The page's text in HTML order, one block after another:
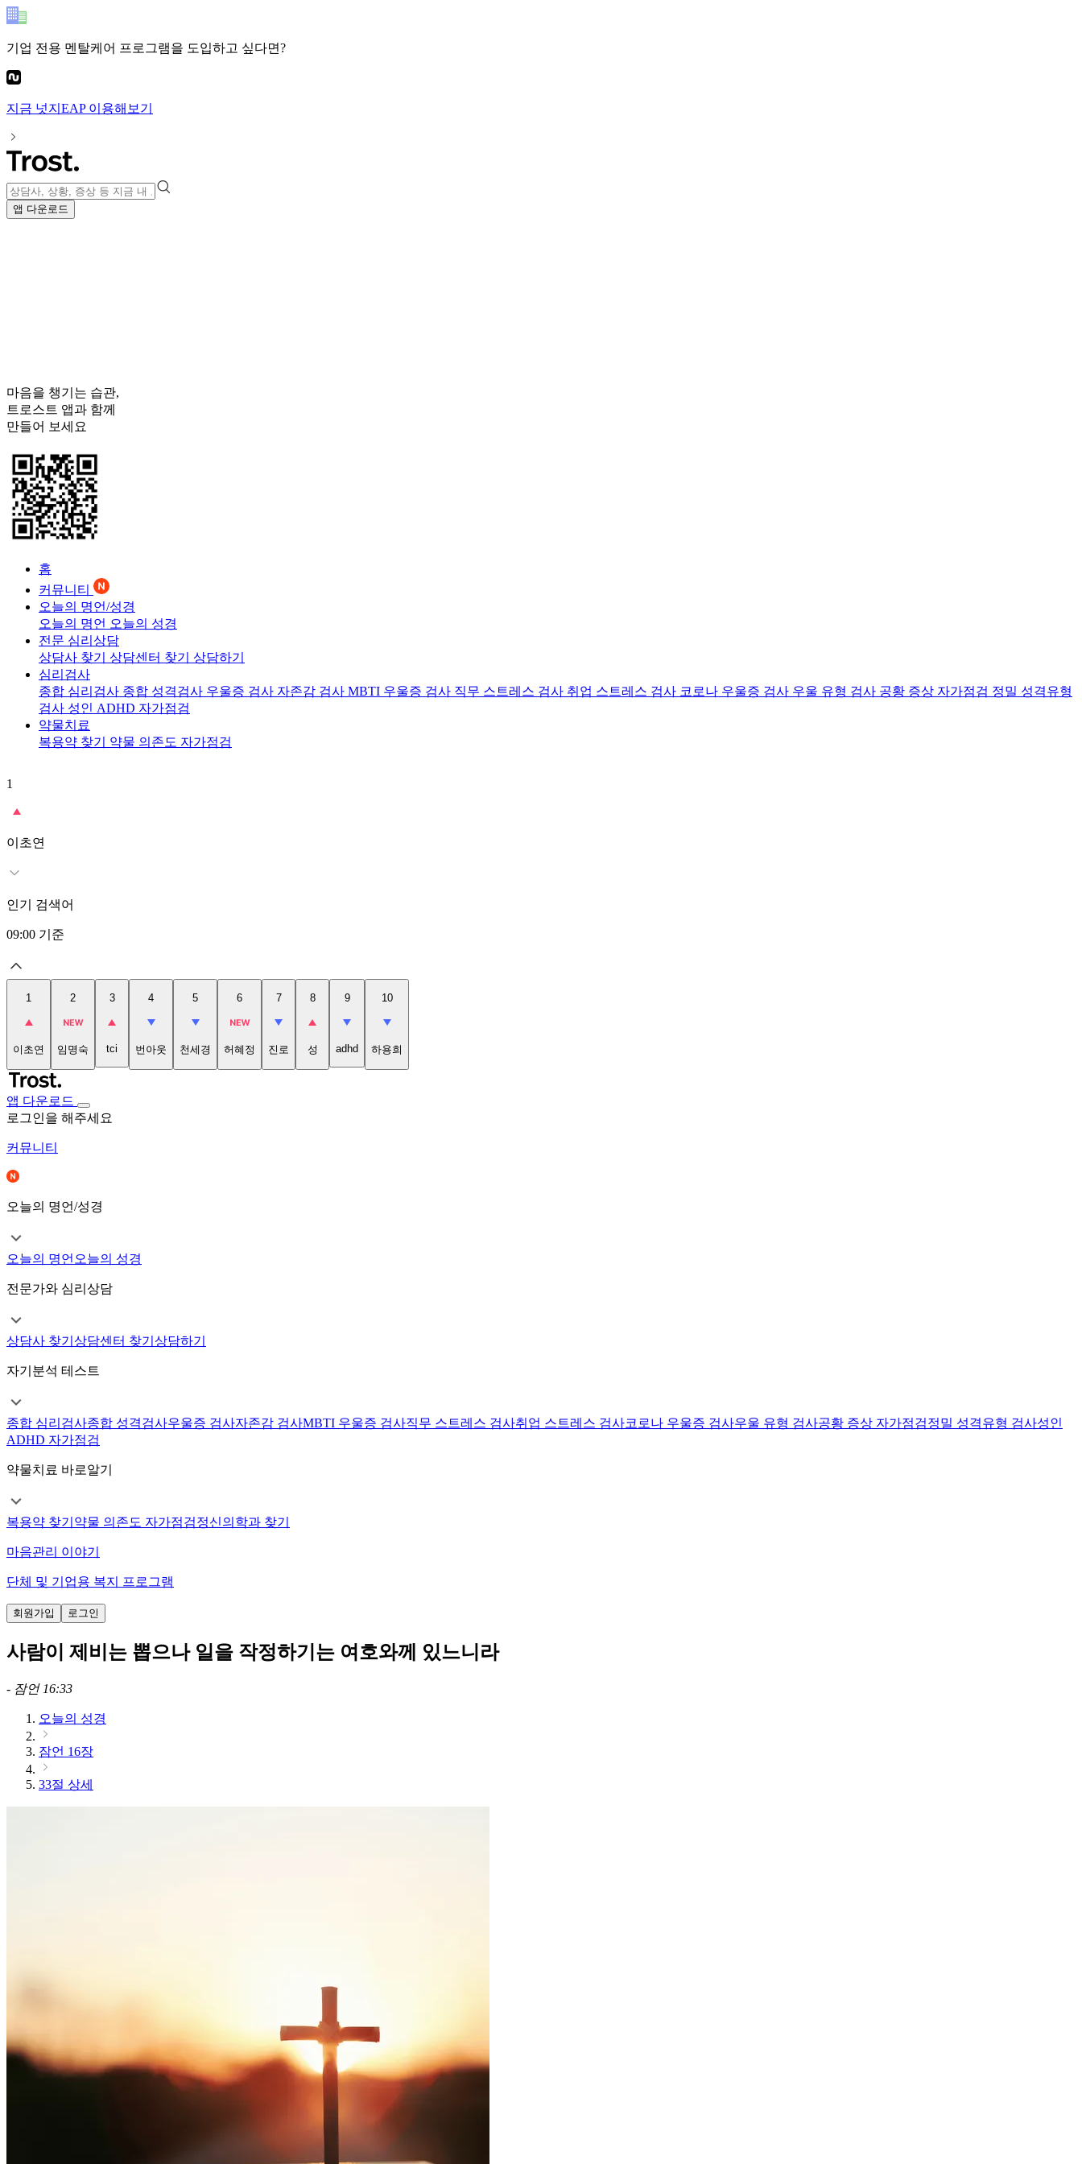
기업 전용 멘탈케어 프로그램을 도입하고 싶다면?
지금 넛지EAP이용해보기
앱 다운로드
마음을 챙기는 습관,
트로스트 앱과 함께
만들어 보세요
홈
커뮤니티
오늘의 명언/성경
오늘의 명언 오늘의 성경
전문 심리상담
상담사 찾기 상담센터 찾기 상담하기
심리검사
종합 심리검사 종합 성격검사 우울증 검사 자존감 검사 MBTI 우울증 검사 직무 스트레스 검사 취업 스트레스 검사 코로나 우울증 검사 우울 유형 검사 공황 증상 자가점검 정밀 성격유형
검사 성인 ADHD 자가점검
약물치료
복용약 찾기 약물 의존도 자가점검
1
이초연
인기 검색어
09:00 기준
1
이초연
2
임명숙
3
tci
4
번아웃
5
천세경
6
허혜정
7
진로
8
성
9
adhd
10
하용희
앱 다운로드
로그인을 해주세요
커뮤니티
오늘의 명언/성경
오늘의 명언 오늘의 성경
전문가와 심리상담
상담사 찾기 상담센터 찾기 상담하기
자기분석 테스트
종합 심리검사종합 성격검사우울증 검사자존감 검사MBTI 우울증 검사직무 스트레스 검사취업 스트레스 검사코로나 우울증 검사우울 유형 검사공황 증상 자가점검정밀 성격유형 검사성인
ADHD 자가점검
약물치료 바로알기
복용약 찾기 약물 의존도 자가점검정신의학과 찾기
마음관리 이야기
단체 및 기업용 복지 프로그램
회원가입 로그인
사람이 제비는 뽑으나 일을 작정하기는 여호와께 있느니라
- 잠언 16:33
오늘의 성경
잠언 16장
33절 상세